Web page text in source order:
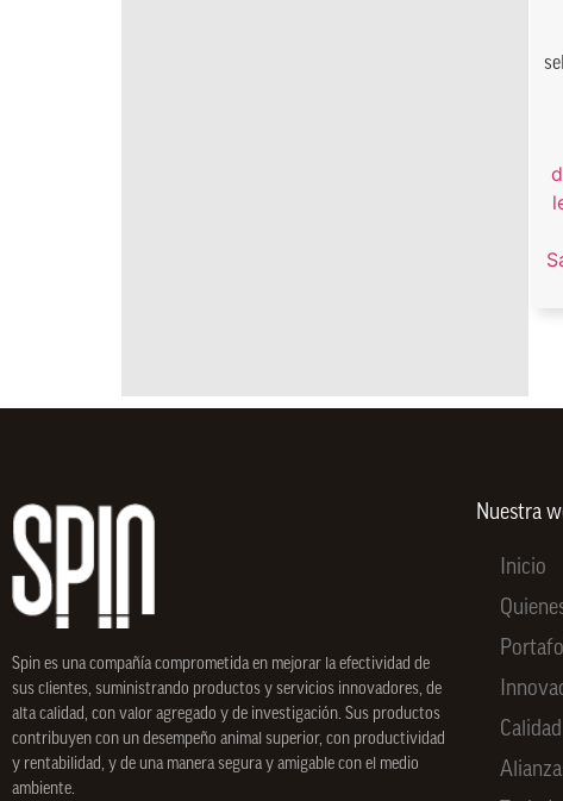
Spin es una compañía comprometida en mejorar la efectividad de
sus clientes, suministrando productos y servicios innovadores, de
alta calidad, con valor agregado y de investigación. Sus productos
contribuyen con un desempeño animal superior, con productividad
y rentabilidad, y de una manera segura y amigable con el medio
ambiente.
Nuestra
Inicio
Calidad